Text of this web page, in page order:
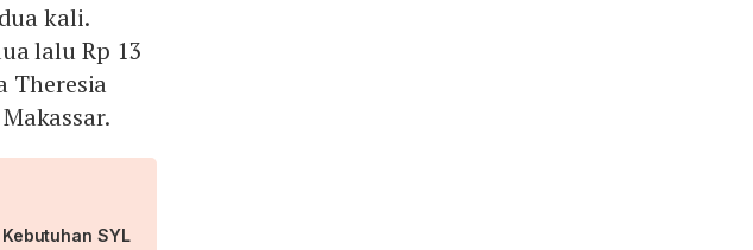
kali.
lalu Rp 13
Theresia
SYL